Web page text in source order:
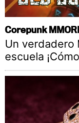
Corepunk
Un verdadero
escuela